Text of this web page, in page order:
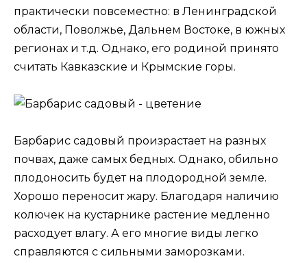
практически повсеместно: в Ленинградской
области, Поволжье, Дальнем Востоке, в южных
регионах и т.д. Однако, его родиной принято
считать Кавказские и Крымские горы.
Барбарис садовый произрастает на разных
почвах, даже самых бедных. Однако, обильно
плодоносить будет на плодородной земле.
Хорошо переносит жару. Благодаря наличию
колючек на кустарнике растение медленно
расходует влагу. А его многие виды легко
справляются с сильными заморозками.